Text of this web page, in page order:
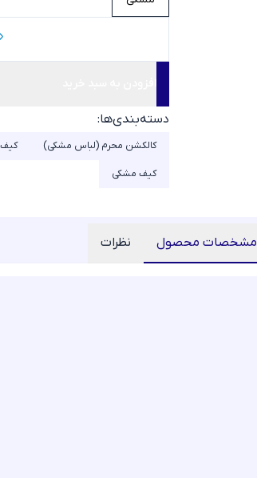
دسته‌بندی‌ها:
کالکشن محرم (لباس مشکی) کیف
کیف مشکی
مشخصات محصول نظرات